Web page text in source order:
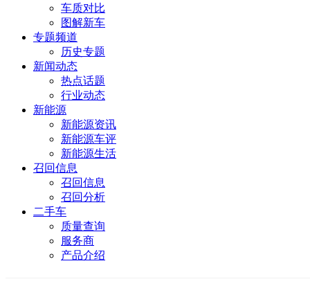
车质对比
图解新车
专题频道
历史专题
新闻动态
热点话题
行业动态
新能源
新能源资讯
新能源车评
新能源生活
召回信息
召回信息
召回分析
二手车
质量查询
服务商
产品介绍